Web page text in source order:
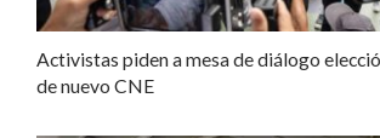
Activistas piden a mesa de diálogo
de nuevo CNE